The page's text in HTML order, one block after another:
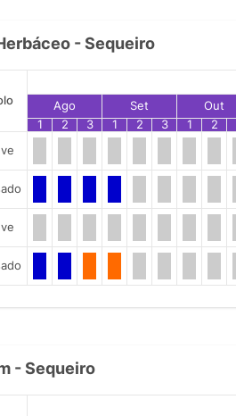
- Sequeiro
Ago
Set Out
1
2 3 1 2 3 1 2
- Sequeiro